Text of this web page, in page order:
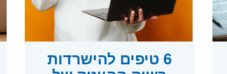
6 טיפים להישרדות